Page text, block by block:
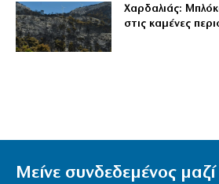
Χαρδαλιάς:
στις καμένες
Μείνε συνδεδεμένος